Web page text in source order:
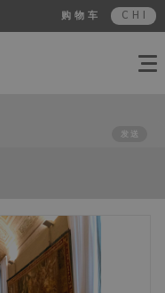
CHI
购物车
发送